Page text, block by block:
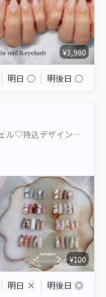
¥3,980
明日 ◯ 明後日 ◯
所沢駅徒歩4分♡フィルイン♡ハードジェル♡持込デザイン専門店
¥100
明日 × 明後日 ◎